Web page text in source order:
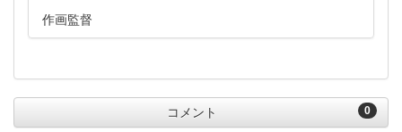
作画監督
0
コメント